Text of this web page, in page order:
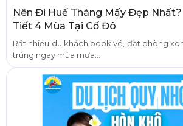
Nên Đi Huế Tháng Mấy Đẹp Nhất?
Tiết 4 Mùa Tại Cố Đô
Rất nhiều du khách book vé, đặt phòng
trúng ngay mùa mưa...